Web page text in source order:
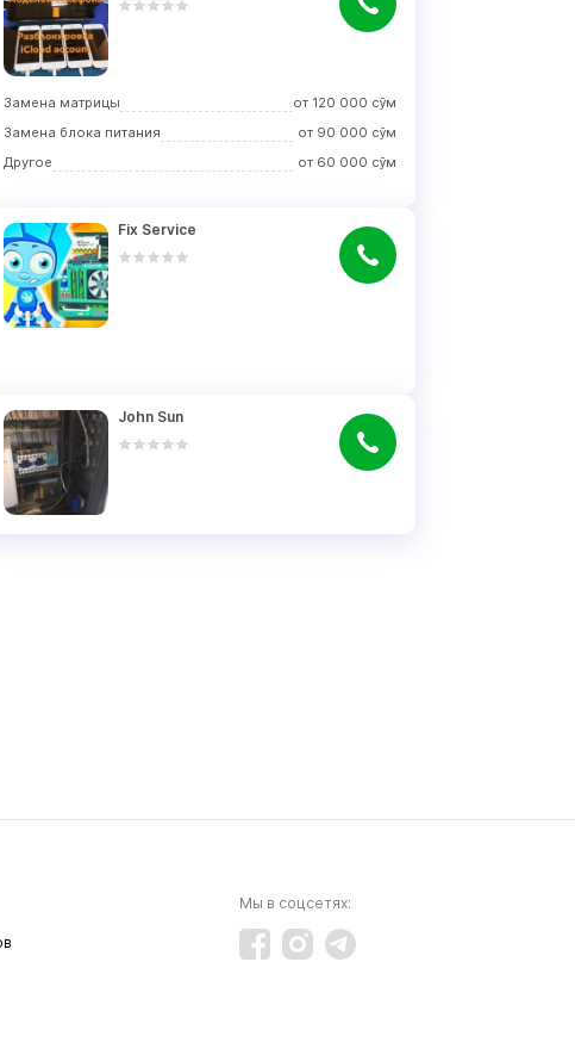
Замена матрицы от 120 000 сўм
Замена блока питания
от 90 000 сўм
Другое
от 60 000 сўм
Fix Service
John Sun
Мы в соцсетях: